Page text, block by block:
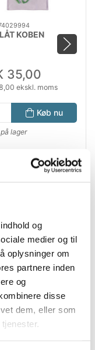
og
medier og til
oplysninger om
partnere inden
og
disse
dem, eller som
KOBEN
35,00
ekskl. moms
Køb nu
lager
Spar 50%